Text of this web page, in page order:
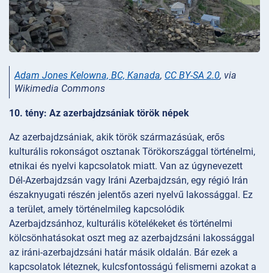
Adam Jones Kelowna, BC, Kanada, CC BY-SA 2.0, via
Wikimedia Commons
10. tény: Az azerbajdzsániak török népek
Az azerbajdzsániak, akik török származásúak, erős
kulturális rokonságot osztanak Törökországgal történelmi,
etnikai és nyelvi kapcsolatok miatt. Van az úgynevezett
Dél-Azerbajdzsán vagy Iráni Azerbajdzsán, egy régió Irán
északnyugati részén jelentős azeri nyelvű lakossággal. Ez
a terület, amely történelmileg kapcsolódik
Azerbajdzsánhoz, kulturális kötelékeket és történelmi
kölcsönhatásokat oszt meg az azerbajdzsáni lakossággal
az iráni-azerbajdzsáni határ másik oldalán. Bár ezek a
kapcsolatok léteznek, kulcsfontosságú felismerni azokat a